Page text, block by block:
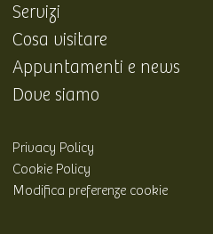
Servizi
Cosa visitare
Appuntamenti e news
Dove siamo
Privacy Policy
Cookie Policy
Modifica preferenze cookie